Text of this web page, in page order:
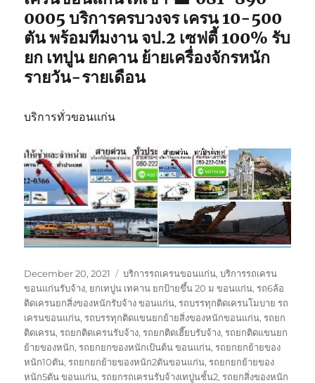
0005 บริการครบวงจร เครน 10-500
ตัน พร้อมทีมงาน จป.2 เซฟตี้ 100% รับ
ยก เทปูน ยกคาน ย้ายเครื่องจักรหนัก
รายวัน-รายเดือน
บริการทั่วขอนแก่น
Posted
on
December 20, 2021 Tags
บริการรถเครนขอนแก่น,บริการรถเครน
ขอนแก่นรับจ้าง, ยกเทปูน เทคาน ยกป้ายขึ้น 20 ม ขอนแก่น,รถ6ล้อ
ติดเครนยกสิ่งของหนักรับจ้าง ขอนแก่น,รถบรรทุกติดเครนโมบาย รถ
เครนขอนแก่น,รถบรรทุกติดแขนยกย้ายสิ่งของหนักขอนแก่น,รถยก
ติดเครน,รถยกติดเครนรับจ้าง,รถยกติดเฮี๊ยบรับจ้าง,รถยกติดแขนยก
ย้ายของหนัก,รถยกยกของหนักเป้นต้น ขอนแก่น,รถยกยกย้ายของ
หนัก10ตัน,รถยกยกย้ายของหนัก2ตันขอนแก่น,รถยกยกย้ายของ
หนัก5ตัน ขอนแก่น,รถยกรถเครนรับจ้างเทปูนชั้น2,รถยกสิ่งของหนัก